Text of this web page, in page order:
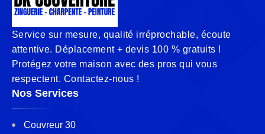
Service sur mesure, qualité irréprochable, écoute
attentive. Déplacement + devis 100 % gratuits !
Protégez votre maison avec des pros qui vous
respectent. Contactez-nous !
Nos Services
Couvreur 30